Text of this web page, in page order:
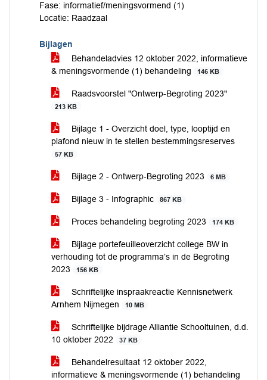
Fase: informatief/meningsvormend (1)
Locatie: Raadzaal
Bijlagen
Behandeladvies 12 oktober 2022, informatieve
& meningsvormende (1) behandeling
146 KB
Raadsvoorstel "Ontwerp-Begroting 2023"
213 KB
Bijlage 1 - Overzicht doel, type, looptijd en
plafond nieuw in te stellen bestemmingsreserves
57 KB
Bijlage 2 - Ontwerp-Begroting 2023 6 MB
Bijlage 3 - Infographic 867 KB
Proces behandeling begroting 2023 174 KB
Bijlage portefeuilleoverzicht college BW in
verhouding tot de programma’s in de Begroting
2023
156 KB
Schriftelijke inspraakreactie Kennisnetwerk
Arnhem Nijmegen
10 MB
Schriftelijke bijdrage Alliantie Schooltuinen, d.d.
10 oktober 2022
37 KB
Behandelresultaat 12 oktober 2022,
informatieve & meningsvormende (1) behandeling